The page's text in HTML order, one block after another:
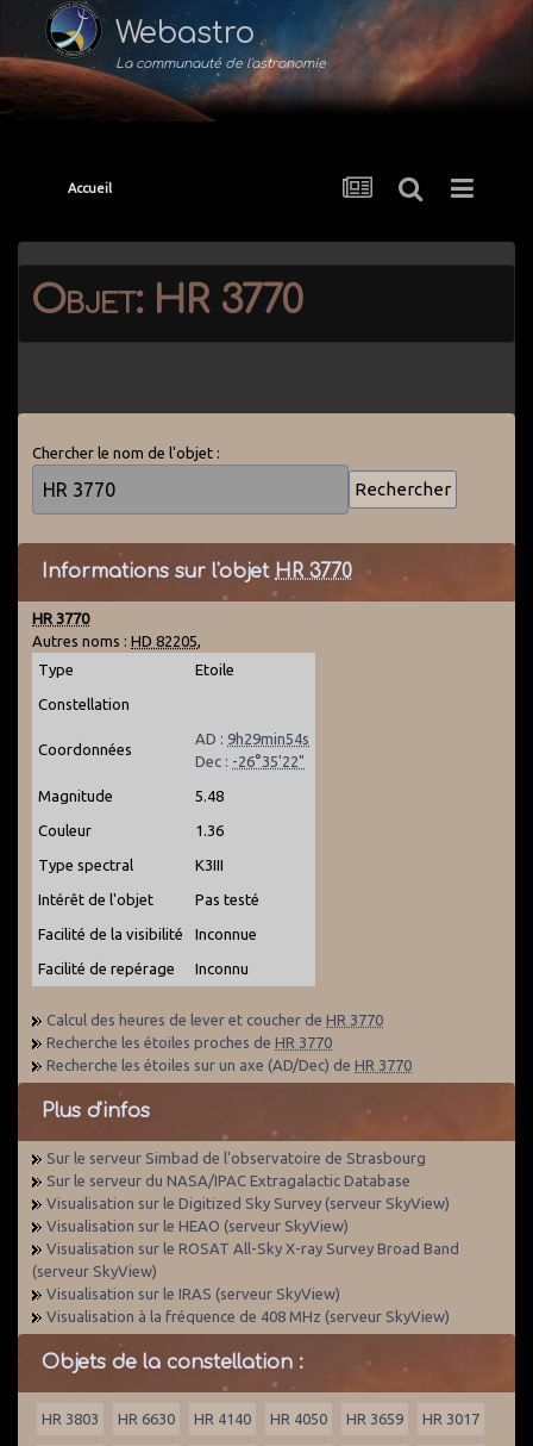
Webastro
La communauté de l'astronomie
Accueil
Objet: HR 3770
Chercher le nom de l'objet :
Informations sur l'objet HR 3770
HR 3770
Autres noms : HD 82205,
Type
Etoile
Constellation
Coordonnées
AD : 9h29min54s
Dec : -26°35'22"
Magnitude 5.48
Couleur 1.36
Type spectral K3III
Intérêt de l'objet Pas testé
Facilité de la visibilité Inconnue
Facilité de repérage Inconnu
Calcul des heures de lever et coucher de HR 3770
Recherche les étoiles proches de HR 3770
Recherche les étoiles sur un axe (AD/Dec) de HR 3770
Plus d'infos
Sur le serveur Simbad de l'observatoire de Strasbourg
Sur le serveur du NASA/IPAC Extragalactic Database
Visualisation sur le Digitized Sky Survey (serveur SkyView)
Visualisation sur le HEAO (serveur SkyView)
Visualisation sur le ROSAT All-Sky X-ray Survey Broad Band
(serveur SkyView)
Visualisation sur le IRAS (serveur SkyView)
Visualisation à la fréquence de 408 MHz (serveur SkyView)
Objets de la constellation :
HR 3803 HR 6630 HR 4140 HR 4050 HR 3659 HR 3017